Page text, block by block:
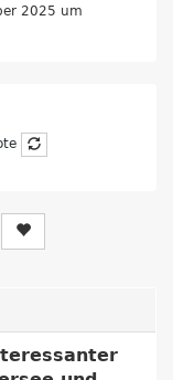
2025 um